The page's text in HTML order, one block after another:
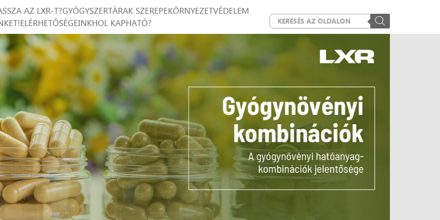
AZ LXR-T?GYÓGYSZERTÁRAK SZEREPEKÖRNYEZETVÉDELEM
ELÉRHETŐSÉGEINKHOL KAPHATÓ?
PRODUCTS
SEARCH